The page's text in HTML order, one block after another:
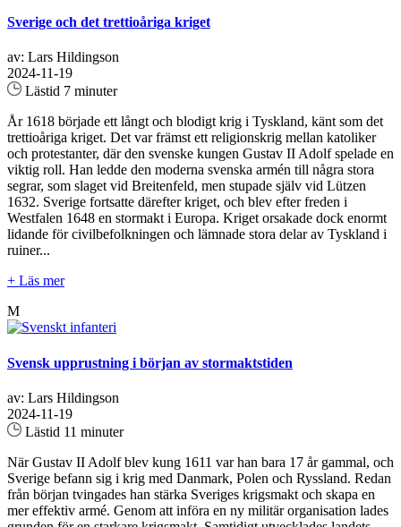
Sverige och det trettioåriga kriget
av: Lars Hildingson
2024-11-19
Lästid 7 minuter
År 1618 började ett långt och blodigt krig i Tyskland, känt som det
trettioåriga kriget. Det var främst ett religionskrig mellan katoliker
och protestanter, där den svenske kungen Gustav II Adolf spelade en
viktig roll. Han ledde den moderna svenska armén till några stora
segrar, som slaget vid Breitenfeld, men stupade själv vid Lützen
1632. Sverige fortsatte därefter kriget, och blev efter freden i
Westfalen 1648 en stormakt i Europa. Kriget orsakade dock enormt
lidande för civilbefolkningen och lämnade stora delar av Tyskland i
ruiner...
+ Läs mer
M
Svensk upprustning i början av stormaktstiden
av: Lars Hildingson
2024-11-19
Lästid 11 minuter
När Gustav II Adolf blev kung 1611 var han bara 17 år gammal, och
Sverige befann sig i krig med Danmark, Polen och Ryssland. Redan
från början tvingades han stärka Sveriges krigsmakt och skapa en
mer effektiv armé. Genom att införa en ny militär organisation lades